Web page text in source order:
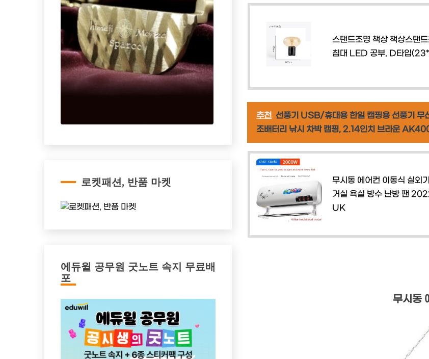
스탠드조명 책상 책상스탠
침대 LED 공부, D타입
추천 선풍기 USB/휴대용 한일 캠핑용 선풍기 무
조배터리 낚시 차박 캠핑, 2.14인치 브라운
무시동 에어컨 이동식 실외
거실 욕실 방수 난방 팬
UK
무시동
로켓패션, 반품 마켓
에듀윌 공무원 굿노트 속지 무료배
포